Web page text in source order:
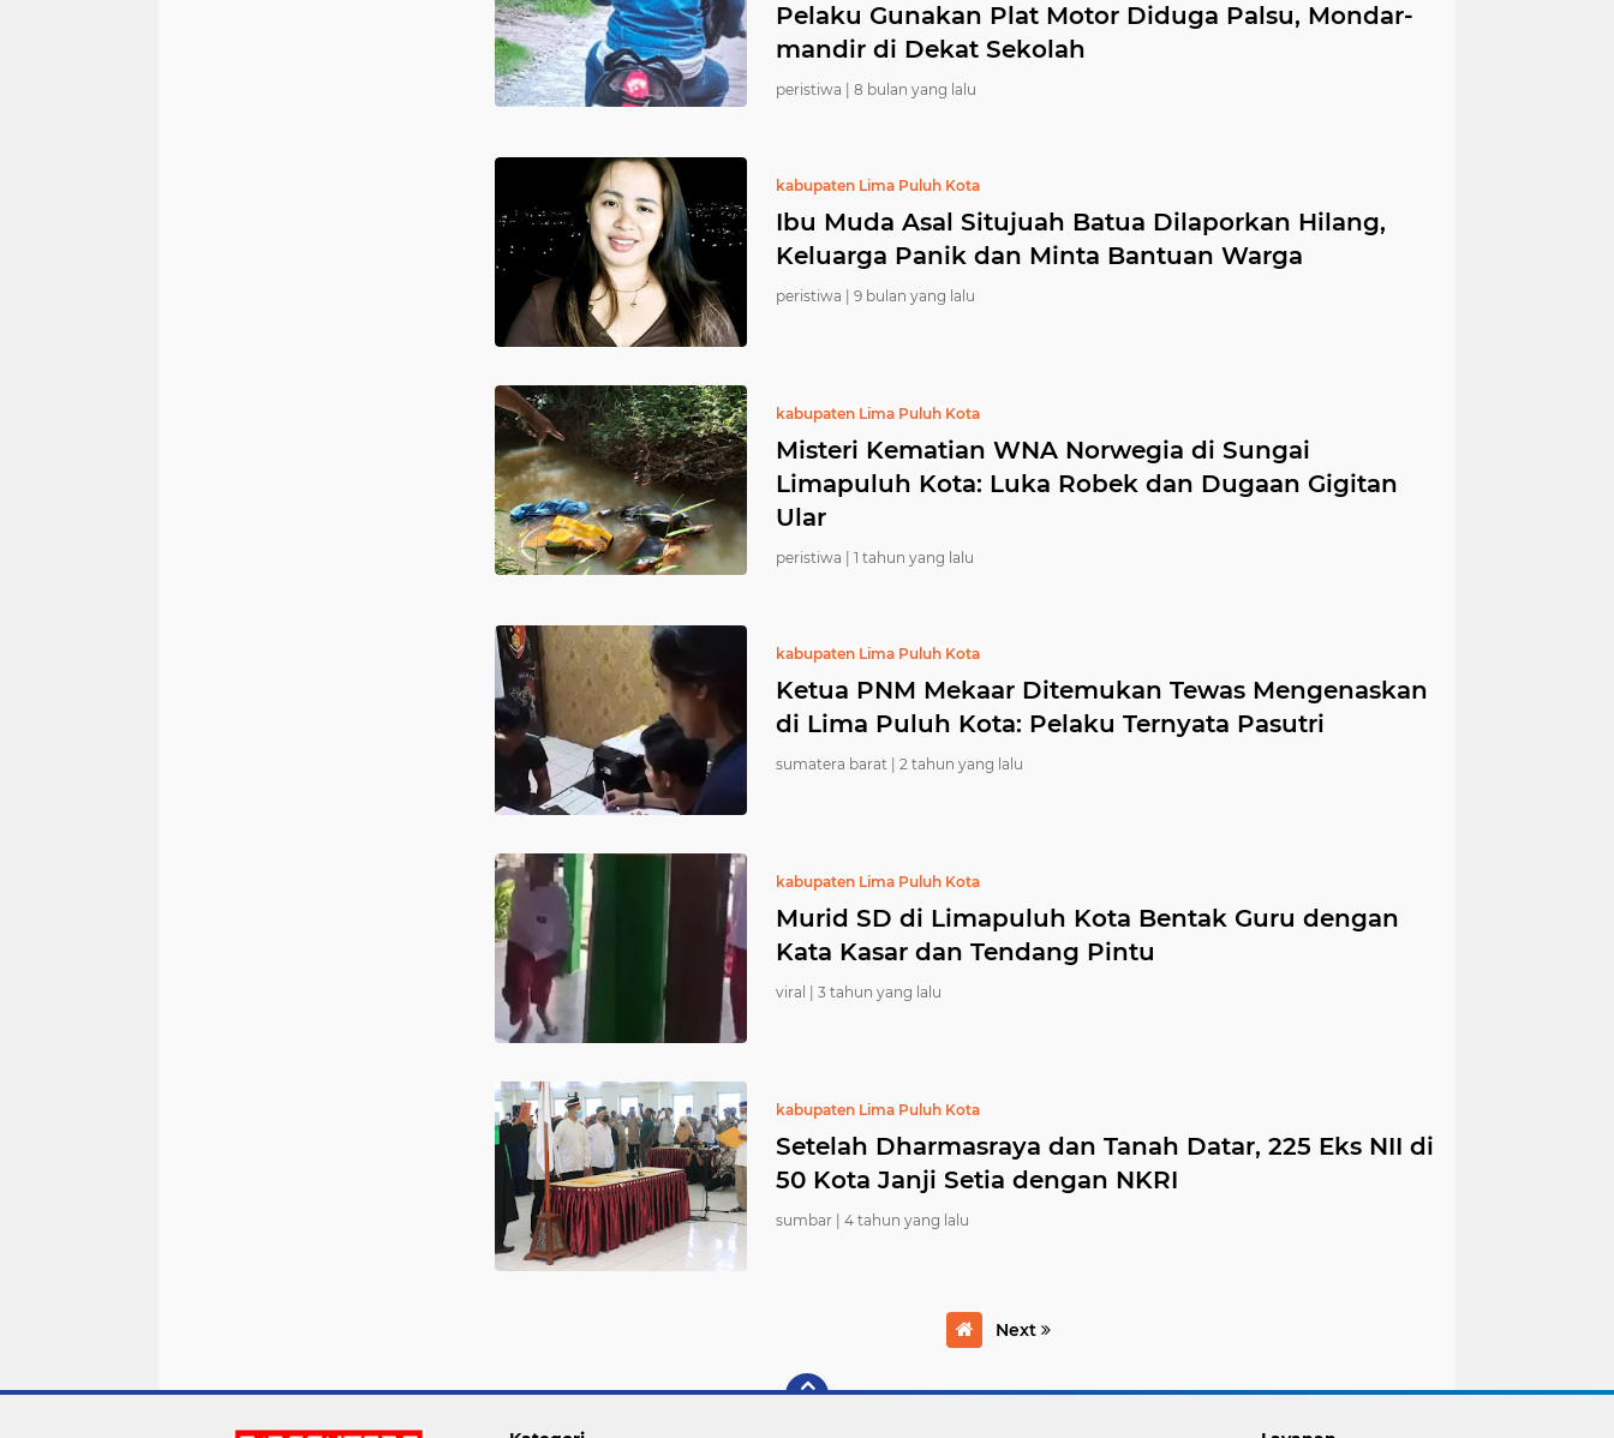
Pelaku Gunakan Plat Motor Diduga Palsu, Mondar-
mandir di Dekat Sekolah
peristiwa | 8 bulan yang lalu
kabupaten Lima Puluh Kota
Ibu Muda Asal Situjuah Batua Dilaporkan Hilang,
Keluarga Panik dan Minta Bantuan Warga
peristiwa | 9 bulan yang lalu
kabupaten Lima Puluh Kota
Misteri Kematian WNA Norwegia di Sungai
Limapuluh Kota: Luka Robek dan Dugaan Gigitan
Ular
peristiwa | 1 tahun yang lalu
kabupaten Lima Puluh Kota
Ketua PNM Mekaar Ditemukan Tewas Mengenaskan
di Lima Puluh Kota: Pelaku Ternyata Pasutri
sumatera barat | 2 tahun yang lalu
kabupaten Lima Puluh Kota
Murid SD di Limapuluh Kota Bentak Guru dengan
Kata Kasar dan Tendang Pintu
viral | 3 tahun yang lalu
kabupaten Lima Puluh Kota
Setelah Dharmasraya dan Tanah Datar, 225 Eks NII di
50 Kota Janji Setia dengan NKRI
sumbar | 4 tahun yang lalu
Next